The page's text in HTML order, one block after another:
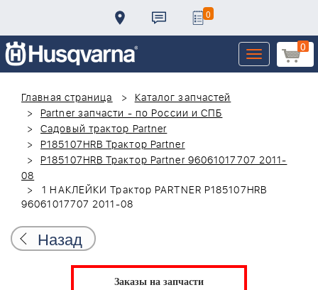
0
0
Toggle
navigation
Главная страница
Каталог запчастей
Partner запчасти - по России и СПБ
Садовый трактор Partner
P185107HRB Трактор Partner
P185107HRB Трактор Partner 96061017707 2011-
08
1 НАКЛЕЙКИ Трактор PARTNER P185107HRB
96061017707 2011-08
Назад
Заказы на запчасти